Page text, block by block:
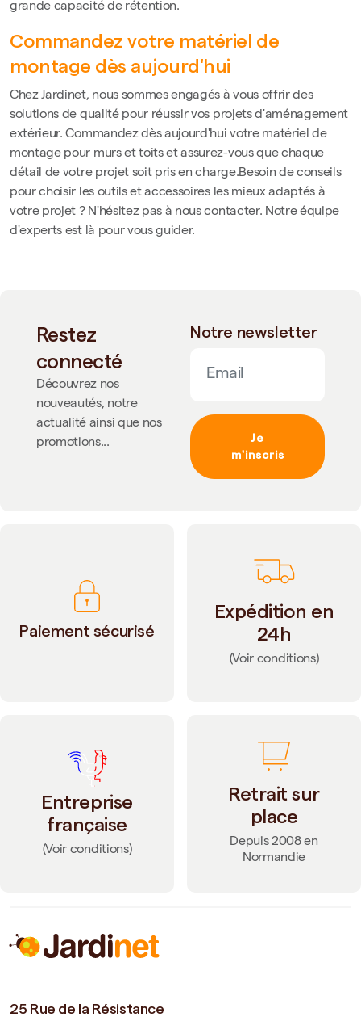
grande capacité de rétention.
Commandez votre matériel de
montage dès aujourd'hui
Chez Jardinet, nous sommes engagés à vous offrir des
solutions de qualité pour réussir vos projets d'aménagement
extérieur. Commandez dès aujourd'hui votre matériel de
montage pour murs et toits et assurez-vous que chaque
détail de votre projet soit pris en charge.Besoin de conseils
pour choisir les outils et accessoires les mieux adaptés à
votre projet ? N'hésitez pas à nous contacter. Notre équipe
d'experts est là pour vous guider.
Restez
connecté
Découvrez nos
nouveautés, notre
actualité ainsi que nos
promotions...
Notre newsletter
Je
m'inscris
Paiement sécurisé
Expédition en
24h
(Voir conditions)
Entreprise
française
(Voir conditions)
Retrait sur
place
Depuis 2008 en
Normandie
25 Rue de la Résistance